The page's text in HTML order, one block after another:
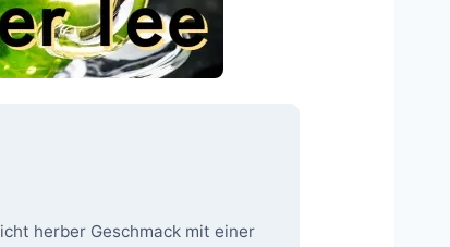
herber Geschmack mit einer